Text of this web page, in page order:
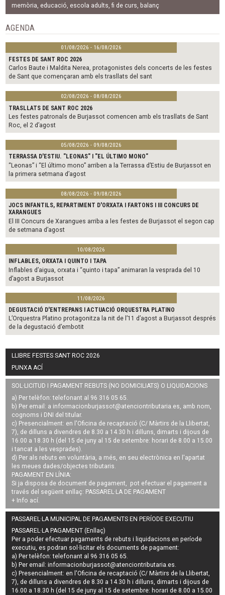
b
o
o
k
t
e
l
memòria, educació, escola adults,fi de curs, balanç
AGENDA
01/08/2026 - 16/08/2026
FESTES DE SANT ROC 2026
Carlos Baute i Maldita Nerea, protagonistes dels concerts de les festes
de Sant que començaran amb els trasllats del sant
02/08/2026 - 08/08/2026
TRASLLATS DE SANT ROC 2026
Les festes patronals de Burjassot comencen amb els trasllats de Sant
Roc, el 2 d’agost
05/08/2026 - 09/08/2026
TERRASSA D'ESTIU. "LEONAS" I "EL ÚLTIMO MONO"
“Leonas” i “El último mono” arriben a la Terrassa d’Estiu de Burjassot en
la primera setmana d’agost
08/08/2026 - 09/08/2026
JOCS INFANTILS, REPARTIMENT D'ORXATA I FARTONS I III CONCURS DE
XARANGUES
El III Concurs de Xarangues arriba a les festes de Burjassot el segon cap
de setmana d’agost
10/08/2026
INFLABLES, ORXATA I QUINTO I TAPA
Inflables d’aigua, orxata i “quinto i tapa” animaran la vesprada del 10
d’agost a Burjassot
11/08/2026
DEGUSTACIÓ D'ENTREPANS I ACTUACIÓ ORQUESTRA PLATINO
L’Orquestra Platino protagonitza la nit de l’11 d’agost a Burjassot després
de la degustació d’embotit
LLIBRE FESTES SANT ROC 2026
PUNXA ACÍ
SOL·LICITUD I PAGAMENT REBUTS (NO DOMICILIATS) O LIQUIDACIONS
a) Per telèfon: telefonant al 96 316 05 65.
b) Per email: a informacionburjassot@atenciontributaria.es, amb nom,
cognoms i DNI del titular.
c) Presencialment: en l'Oficina de recaptació (C/ Màrtirs de la Llibertat,
7), de dilluns a divendres de 8.30 a 14.30 h i dilluns, dimarts i dijous de
16.00 a 18.30 h (del 15 de juny al 15 de setembre: horari de 8.00 a 15.00
i tancat a les vesprades).
d) Per als rebuts en voluntària, a més, en seu electrònica en l'apartat
les meues dades/objectes tributaris.
PAGAMENT EN LÍNIA:
Si ja disposa de document de pagament, pot efectuar el pagament a
través del següent enllaç: PASSAREL·LA DE PAGAMENT
+ Info ací.
PASSAREL·LA MUNICIPAL DE PAGAMENTS EN PERÍODE EXECUTIU
PASSAREL·LA PAGAMENT (Enllaç)
Per a poder efectuar pagaments derebuts i liquidacions en període
executiu, es podran sol·licitar els documents de pagament:
a) Per telèfon: telefonant al 96 316 05 65.
b) Per email:informacionburjassot@atenciontributaria.es.
c) Presencialment: en l'Oficina de recaptació (C/ Màrtirs de la Llibertat,
7), de dilluns a divendres de 8.30 a 14.30 h i dilluns, dimarts i dijous de
16.00 a 18.30 h (del 15 de juny al 15 de setembre: horari de 8.00 a 15.00